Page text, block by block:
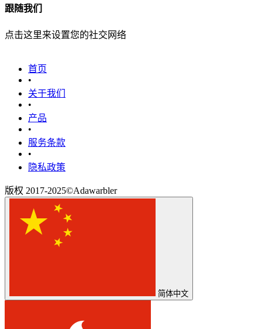
跟随我们
点击这里来设置您的社交网络
首页
•
关于我们
•
产品
•
‎服务条款‎
•
隐私政策
版权 2017-2025©Adawarbler
简体中文